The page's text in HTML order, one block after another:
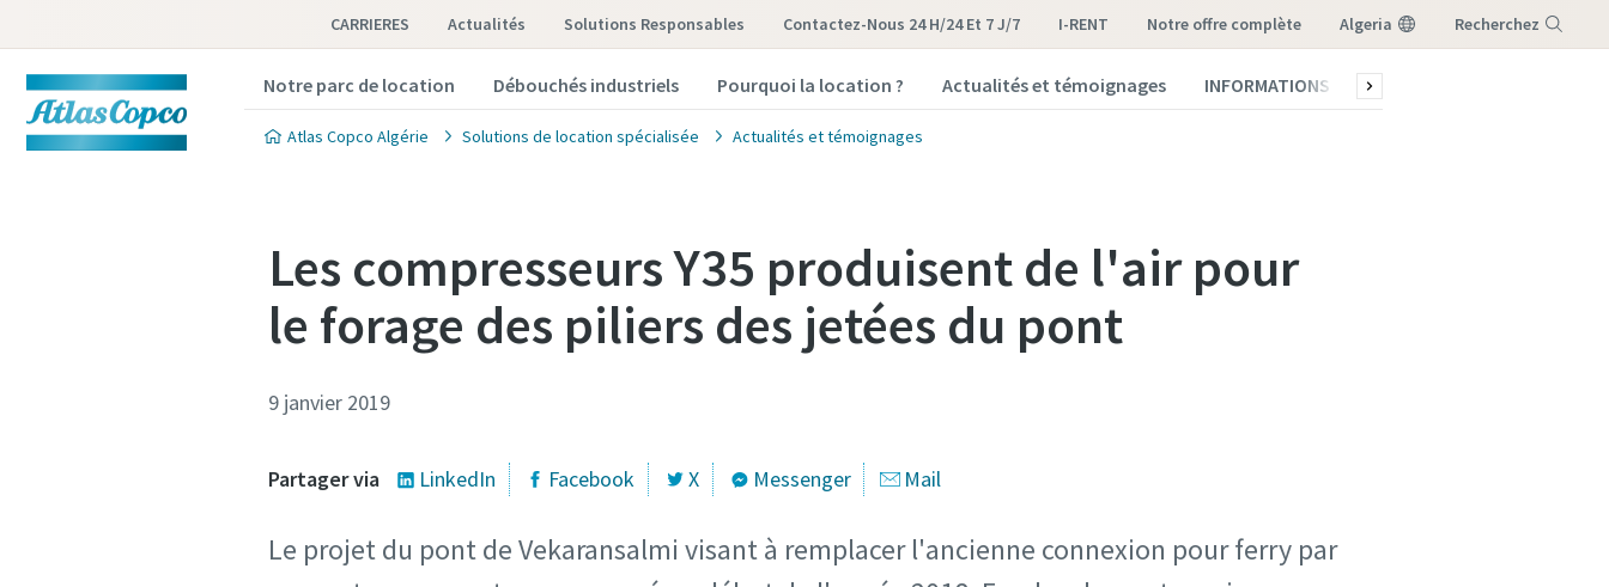
CARRIERES Actualités Solutions Responsables Contactez-Nous 24 H/24 Et 7 J/7 I-RENT notre offre complète Algeria Recherchez
Notre parc de location Débouchés industriels Pourquoi la location ? Actualités et témoignages INFORMATIONS Qui sommes-nous ?
Atlas Copco Algérie Solutions de location spécialisée Actualités et témoignages
Les compresseurs Y35 produisent de l'air pour
le forage des piliers des jetées du pont
9 janvier 2019
Partager via LinkedIn Facebook X Messenger Mail
Le projet du pont de Vekaransalmi visant à remplacer l'ancienne connexion pour ferry par